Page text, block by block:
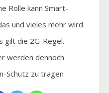
Rolle kann Smart-
und vieles mehr wird
gilt die 2G-Regel.
werden dennoch
Schutz zu tragen